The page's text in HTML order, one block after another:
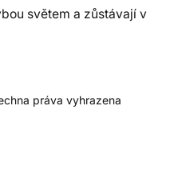
světem a zůstávají v
práva vyhrazena